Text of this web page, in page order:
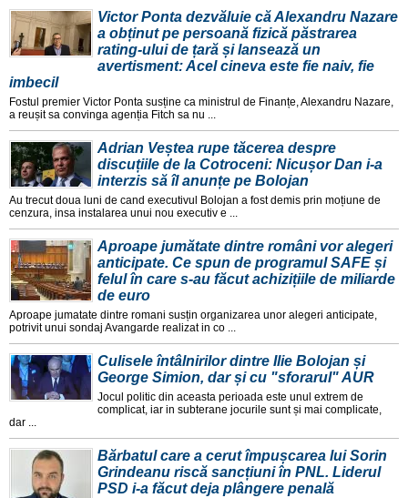
Victor Ponta dezvăluie că Alexandru Nazare
a obținut pe persoană fizică păstrarea
rating-ului de țară și lansează un
avertisment: Acel cineva este fie naiv, fie
imbecil
Fostul premier Victor Ponta susține ca ministrul de Finanțe, Alexandru Nazare,
a reușit sa convinga agenția Fitch sa nu ...
Adrian Veștea rupe tăcerea despre
discuțiile de la Cotroceni: Nicușor Dan i-a
interzis să îl anunțe pe Bolojan
Au trecut doua luni de cand executivul Bolojan a fost demis prin moțiune de
cenzura, insa instalarea unui nou executiv e ...
Aproape jumătate dintre români vor alegeri
anticipate. Ce spun de programul SAFE și
felul în care s-au făcut achizițiile de miliarde
de euro
Aproape jumatate dintre romani susțin organizarea unor alegeri anticipate,
potrivit unui sondaj Avangarde realizat in co ...
Culisele întâlnirilor dintre Ilie Bolojan și
George Simion, dar și cu "sforarul" AUR
Jocul politic din aceasta perioada este unul extrem de
complicat, iar in subterane jocurile sunt și mai complicate,
dar ...
Bărbatul care a cerut împușcarea lui Sorin
Grindeanu riscă sancțiuni în PNL. Liderul
PSD i-a făcut deja plângere penală